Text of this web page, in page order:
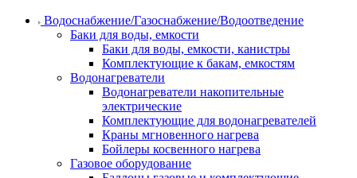
Водоснабжение/Газоснабжение/Водоотведение
Баки для воды, емкости
Баки для воды, емкости, канистры
Комплектующие к бакам, емкостям
Водонагреватели
Водонагреватели накопительные
электрические
Комплектующие для водонагревателей
Краны мгновенного нагрева
Бойлеры косвенного нагрева
Газовое оборудование